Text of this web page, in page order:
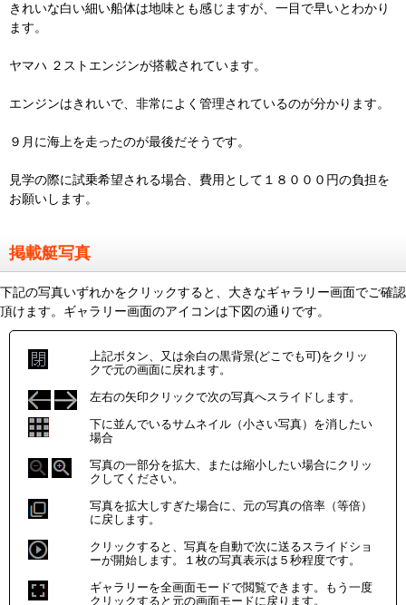
きれいな白い細い船体は地味とも感じますが、一目で早いとわかり
ます。
ヤマハ ２ストエンジンが搭載されています。
エンジンはきれいで、非常によく管理されているのが分かります。
９月に海上を走ったのが最後だそうです。
見学の際に試乗希望される場合、費用として１８０００円の負担を
お願いします。
掲載艇写真
下記の写真いずれかをクリックすると、大きなギャラリー画面でご確認
頂けます。ギャラリー画面のアイコンは下図の通りです。
上記ボタン、又は余白の黒背景(どこでも可)をクリッ
クで元の画面に戻れます。
左右の矢印クリックで次の写真へスライドします。
下に並んでいるサムネイル（小さい写真）を消したい
場合
写真の一部分を拡大、または縮小したい場合にクリッ
クしてください。
写真を拡大しすぎた場合に、元の写真の倍率（等倍）
に戻します。
クリックすると、写真を自動で次に送るスライドショ
ーが開始します。１枚の写真表示は５秒程度です。
ギャラリーを全画面モードで閲覧できます。もう一度
クリックすると元の画面モードに戻ります。